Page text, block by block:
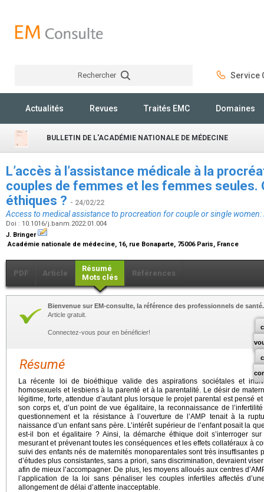
Rechercher Service
Actualités Revues Traités EMC Domaines
BULLETIN DE L'ACADÉMIE NATIONALE DE MÉDECINE
L’accès à l’assistance médicale à la
couples de femmes et les femmes seules.
éthiques ? - 24/02/22
Access to medical assistance to procreation for couple or single women:
Doi : 10.1016/j.banm.2022.01.004
J. Bringer
Académie nationale de médecine, 16, rue Bonaparte, 75006 Paris, France
PDF Article
Résumé
Mots clés
Références
Bienvenue sur EM-consulte, la référence des professionnels de santé.
Article gratuit.
Connectez-vous pour en bénéficier!
Résumé
La récente loi de bioéthique valide des aspirations sociétales et
homosexuels et lesbiens à la parenté et à la parentalité. Le désir de
légitime, forte, attendue d’autant plus lorsque le projet parental est pensé
son corps et, d’un point de vue égalitaire, la reconnaissance de
questionnement et la résistance à l’ouverture de l’AMP tenait à la
naissance d’un enfant sans père. L’intérêt supérieur de l’enfant posait la
est-il bon et égalitaire ? Ainsi, la démarche éthique doit s’interroger
mesurant et prévenant toutes les conséquences et les effets collatéraux à
suivi des enfants nés de maternités monoparentales sont très insuffisantes
d’études plus consistantes, sans a priori, sans discrimination, devraient
afin de mieux l’accompagner. De plus, les moyens alloués aux centres
l’application de la loi sans pénaliser les couples infertiles affectés
allongement de délai d’attente inacceptable.